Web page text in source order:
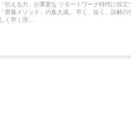
「伝える力」が重要な リモートワーク時代に役
「齋藤メソッド」の集大成。 早く、短く、誤解
しく早く理…